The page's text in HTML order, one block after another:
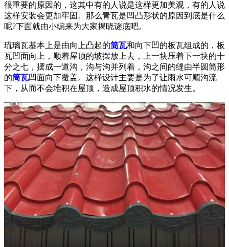
很重要的原因的，这其中有的人说是这样更加美观，有的人说
这样安装会更加牢固。那么青瓦是凹凸形状的原因到底是什么
呢?下面就由小编来为大家揭晓谜底吧。
琉璃瓦基本上是由向上凸起的筒瓦和向下凹的板瓦组成的，板
瓦凹面向上，顺着屋顶的坡摆放上去，上一块压着下一块的十
分之七，摆成一道沟，沟与沟并列着，沟之间的缝由半圆筒形
的筒瓦凹面向下覆盖。这样设计主要是为了让雨水可顺沟流
下，从而不会堆积在屋顶，造成屋顶积水的情况发生。